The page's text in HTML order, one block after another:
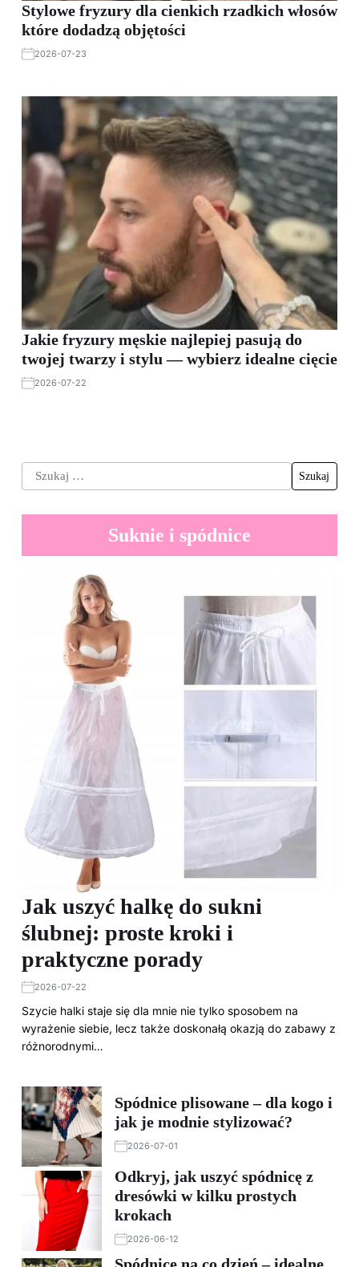
Stylowe fryzury dla cienkich rzadkich włosów
które dodadzą objętości
2026-07-23
Jakie fryzury męskie najlepiej pasują do
twojej twarzy i stylu — wybierz idealne cięcie
2026-07-22
Suknie i spódnice
Jak uszyć halkę do sukni
ślubnej: proste kroki i
praktyczne porady
2026-07-22
Szycie halki staje się dla mnie nie tylko sposobem na
wyrażenie siebie, lecz także doskonałą okazją do zabawy z
różnorodnymi…
Spódnice plisowane – dla kogo i
jak je modnie stylizować?
2026-07-01
Odkryj, jak uszyć spódnicę z
dresówki w kilku prostych
krokach
2026-06-12